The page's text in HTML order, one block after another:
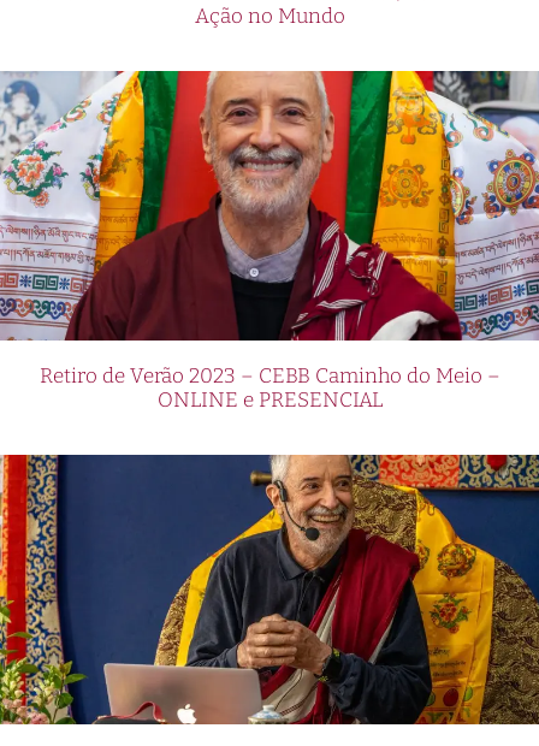
Ação no Mundo
Retiro de Verão 2023 – CEBB Caminho do Meio –
ONLINE e PRESENCIAL